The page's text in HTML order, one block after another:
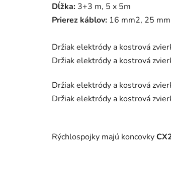
Dĺžka: 3+3 m, 5 x 5m
Prierez káblov: 16 mm2, 25
Držiak elektródy a kostrová
Držiak elektródy a kostrová
Držiak elektródy a kostrová
Držiak elektródy a kostrová
Rýchlospojky majú koncovky